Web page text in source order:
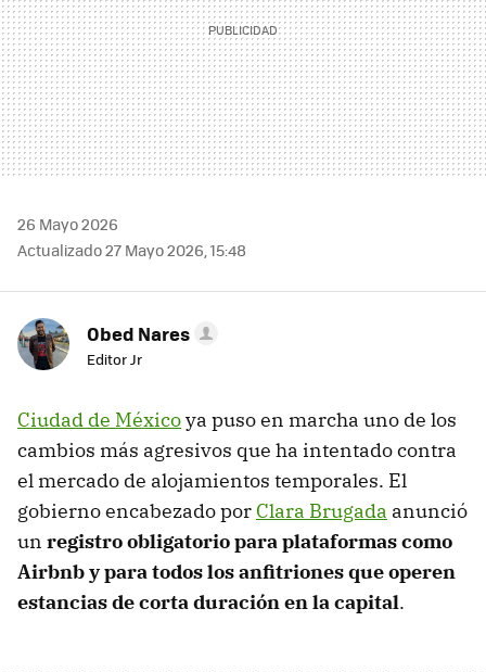
26 Mayo 2026
Actualizado 27 Mayo 2026, 15:48
Obed Nares
Editor Jr
Ciudad de Méxicoya puso en marcha uno de los
cambios más agresivos que ha intentado contra
el mercado de alojamientos temporales. El
gobierno encabezado por Clara Brugada anunció
un registro obligatorio para plataformas como
Airbnb y para todos los anfitriones que operen
estancias de corta duración en la capital.